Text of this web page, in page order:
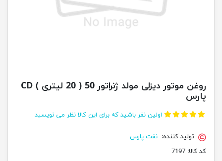
روغن موتور دیزلی مولد ژنراتور 50 ( 20 لیتری ) CD
پارس
اولین نفر باشید که برای این کالا نظر می نویسید
تولید کننده: نفت پارس
کد کالا: 7197